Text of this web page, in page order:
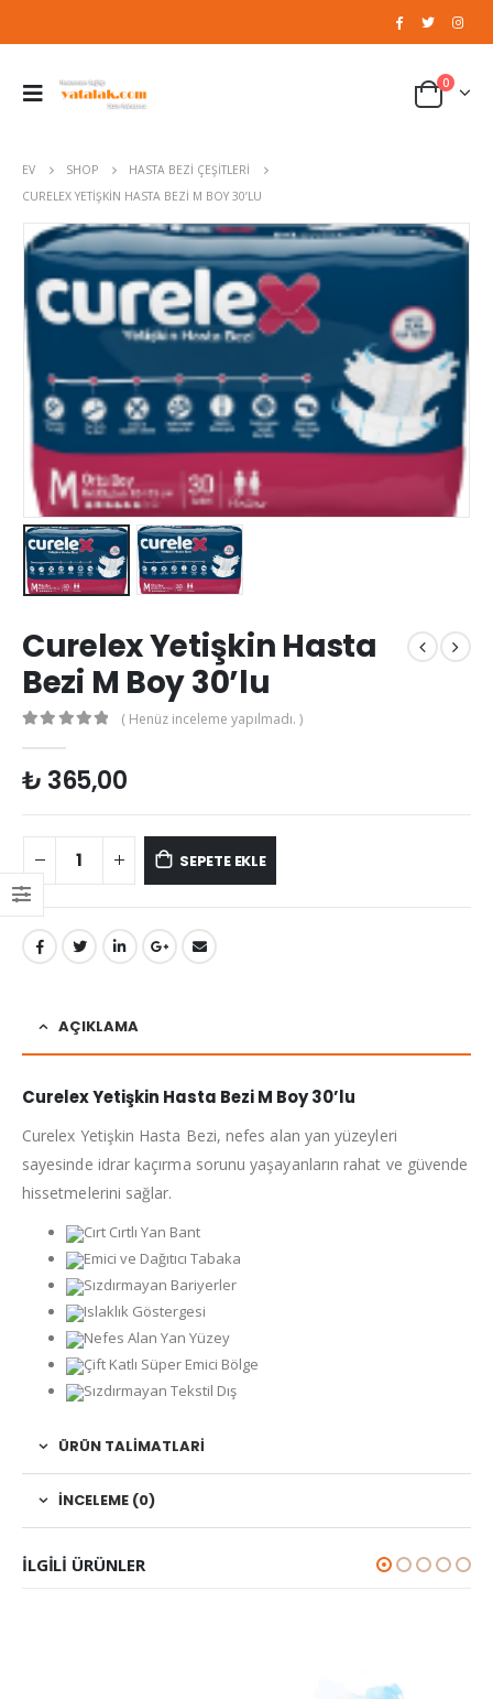
0
EV SHOP
HASTA BEZI ÇEŞITLERI
CURELEX YETIŞKIN HASTA BEZI M BOY 30’LU
Curelex Yetişkin Hasta
Bezi M Boy 30’lu
( Henüz inceleme yapılmadı. )
₺ 365,00
SEPETE EKLE
AÇIKLAMA
CurelexYetişkin Hasta Bezi M Boy 30’lu
Curelex Yetişkin Hasta Bezi, nefes alan yan yüzeyleri
sayesinde idrar kaçırma sorunu yaşayanların rahat ve güvende
hissetmelerini sağlar.
Cırt Cırtlı Yan Bant
Emici ve Dağıtıcı Tabaka
Sızdırmayan Bariyerler
Islaklık Göstergesi
Nefes Alan Yan Yüzey
Çift Katlı Süper Emici Bölge
Sızdırmayan Tekstil Dış
ÜRÜN TALIMATLARI
İNCELEME (0)
ILGILI ÜRÜNLER